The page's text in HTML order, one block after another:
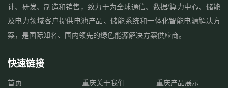
计、研发、制造和销售，致力于为全球通信、数据/算力中心、储能
及电力领域客户提供电池产品、储能系统和一体化智能电源解决方
案，是国际知名、国内领先的绿色能源解决方案供应商。
快速链接
首页 重庆关于我们 重庆产品展示